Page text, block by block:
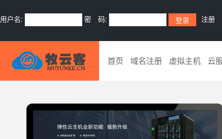
用户名: 密 码: 注册
首页 域名注册 虚拟主机 云